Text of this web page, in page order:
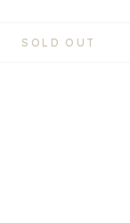
SOLD OUT